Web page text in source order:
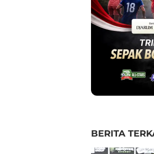
BERITA